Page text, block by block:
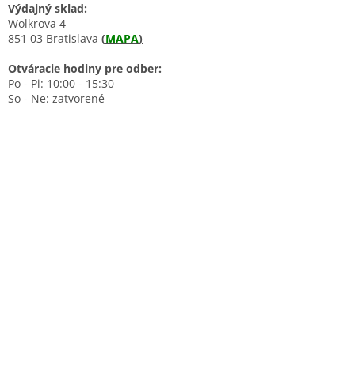
Výdajný sklad:
Wolkrova 4
851 03 Bratislava (MAPA)
Otváracie hodiny pre odber:
Po - Pi: 10:00 - 15:30
So - Ne: zatvorené